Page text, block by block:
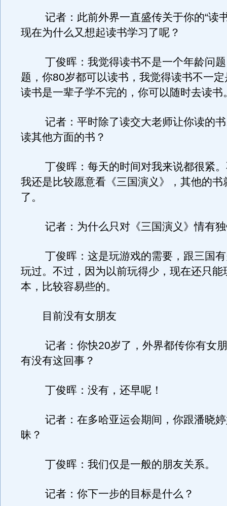
记者：此前外界一直盛传关于你的“读
现在为什么又想起读书学习了呢？
丁俊晖：我觉得读书不是一个年龄问题
题，你80岁都可以读书，我觉得读书不一
读书是一辈子学不完的，你可以随时去读书
记者：平时除了读交大老师让你读的书
读其他方面的书？
丁俊晖：每天的时间对我来说都很紧。
我还是比较愿意看《三国演义》，其他的书
了。
记者：为什么只对《三国演义》情有独
丁俊晖：这是玩游戏的需要，跟三国有
玩过。不过，因为以前玩得少，现在还只能
本，比较容易些的。
目前没有女朋友
记者：你快20岁了，外界都传你有女朋
有没有这回事？
丁俊晖：没有，还早呢！
记者：在多哈亚运会期间，你跟潘晓婷
昧？
丁俊晖：我们仅是一般的朋友关系。
记者：你下一步的目标是什么？